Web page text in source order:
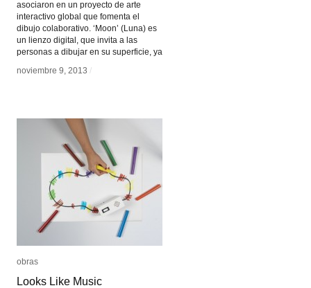
asociaron en un proyecto de arte
interactivo global que fomenta el
dibujo colaborativo. ‘Moon’ (Luna) es
un lienzo digital, que invita a las
personas a dibujar en su superficie, ya
noviembre 9, 2013 /
noviembre 9, 2013 /
obras
Looks Like Music
obras
Looks Like Music